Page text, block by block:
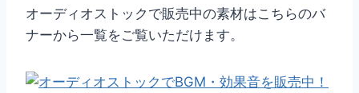
オーディオストックで販売中の素材はこちらのバ
ナーから一覧をご覧いただけます。